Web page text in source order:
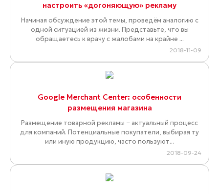
настроить «догоняющую» рекламу
Начиная обсуждение этой темы, проведём аналогию с
одной ситуацией из жизни. Представьте, что вы
обращаетесь к врачу с жалобами на крайне ...
2018-11-09
Google Merchant Center: особенности
размещения магазина
Размещение товарной рекламы − актуальный процесс
для компаний. Потенциальные покупатели, выбирая ту
или иную продукцию, часто пользуют...
2018-09-24